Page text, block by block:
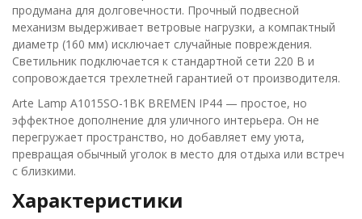
продумана для долговечности. Прочный подвесной
механизм выдерживает ветровые нагрузки, а компактный
диаметр (160 мм) исключает случайные повреждения.
Светильник подключается к стандартной сети 220 В и
сопровождается трехлетней гарантией от производителя.
Arte Lamp A1015SO-1BK BREMEN IP44 — простое, но
эффектное дополнение для уличного интерьера. Он не
перегружает пространство, но добавляет ему уюта,
превращая обычный уголок в место для отдыха или встреч
с близкими.
Характеристики